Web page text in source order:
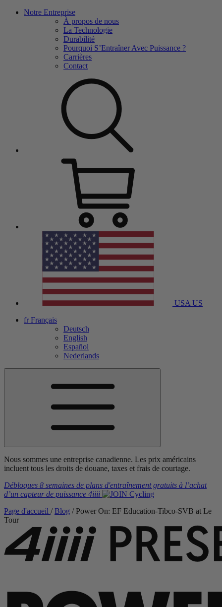
Notre Entreprise
À propos de nous
La Technologie
Durabilité
Pourquoi S’Entraîner Avec Puissance ?
Carrières
Contact
USA US
fr Français
Deutsch
English
Español
Nederlands
Nous sommes une entreprise canadienne. Les prix américains
incluent tous les droits de douane, taxes et frais de courtage.
Débloques 8 semaines de plans d'entraînement gratuits à l’achat
d’un capteur de puissance 4iiii
Page d'accueil / Blog / Power On: EF Education-Tibco-SVB at Le
Tour